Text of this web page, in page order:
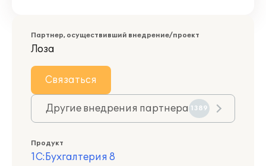
Партнер, осуществивший внедрение/проект
Лоза
Связаться
Другие внедрения партнера 1389
Продукт
1С:Бухгалтерия 8